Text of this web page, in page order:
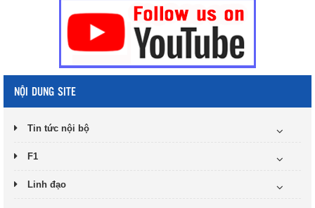
NỘI DUNG SITE
Tin tức nội bộ
F1
Linh đạo